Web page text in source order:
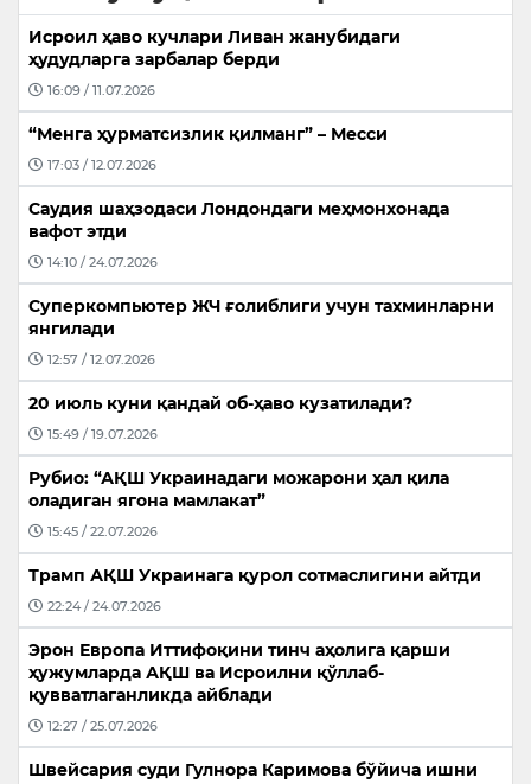
Исроил ҳаво кучлари Ливан жанубидаги
ҳудудларга зарбалар берди
16:09 / 11.07.2026
“Менга ҳурматсизлик қилманг” – Месси
17:03 / 12.07.2026
Саудия шаҳзодаси Лондондаги меҳмонхонада
вафот этди
14:10 / 24.07.2026
Суперкомпьютер ЖЧ ғолиблиги учун тахминларни
янгилади
12:57 / 12.07.2026
20 июль куни қандай об-ҳаво кузатилади?
15:49 / 19.07.2026
Рубио: “АҚШ Украинадаги можарони ҳал қила
оладиган ягона мамлакат”
15:45 / 22.07.2026
Трамп АҚШ Украинага қурол сотмаслигини айтди
22:24 / 24.07.2026
Эрон Европа Иттифоқини тинч аҳолига қарши
ҳужумларда АҚШ ва Исроилни қўллаб-
қувватлаганликда айблади
12:27 / 25.07.2026
Швейсария суди Гулнора Каримова бўйича ишни